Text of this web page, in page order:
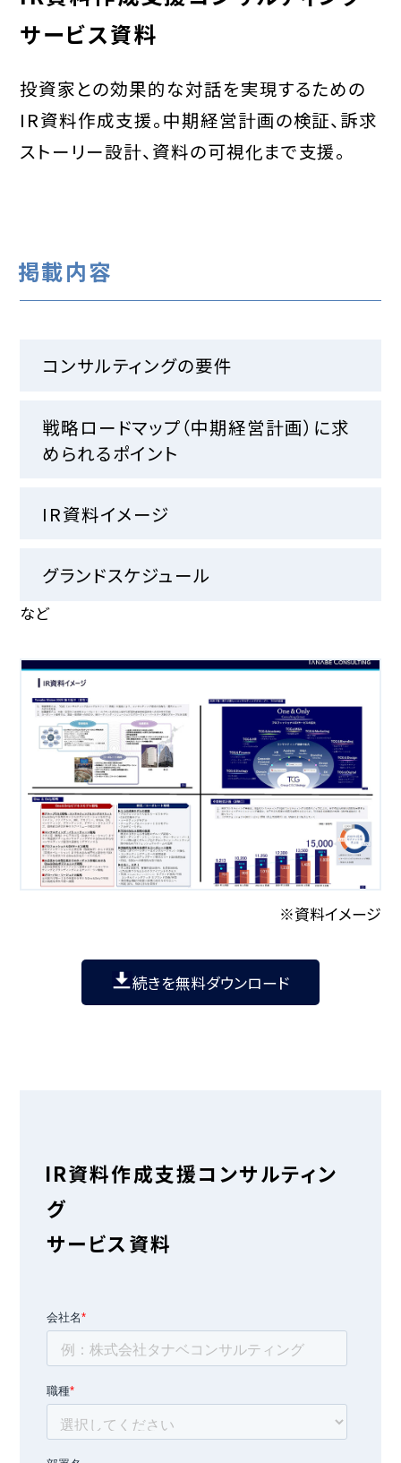
サービス資料
投資家との効果的な対話を実現するための
IR資料作成支援。中期経営計画の検証、訴求
ストーリー設計、資料の可視化まで支援。
掲載内容
コンサルティングの要件
戦略ロードマップ（中期経営計画）に求
められるポイント
IR資料イメージ
グランドスケジュール
など
※資料イメージ
続きを無料ダウンロード
IR資料作成支援コンサルティン
グ
サービス資料